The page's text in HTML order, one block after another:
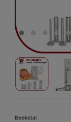
Beeketal